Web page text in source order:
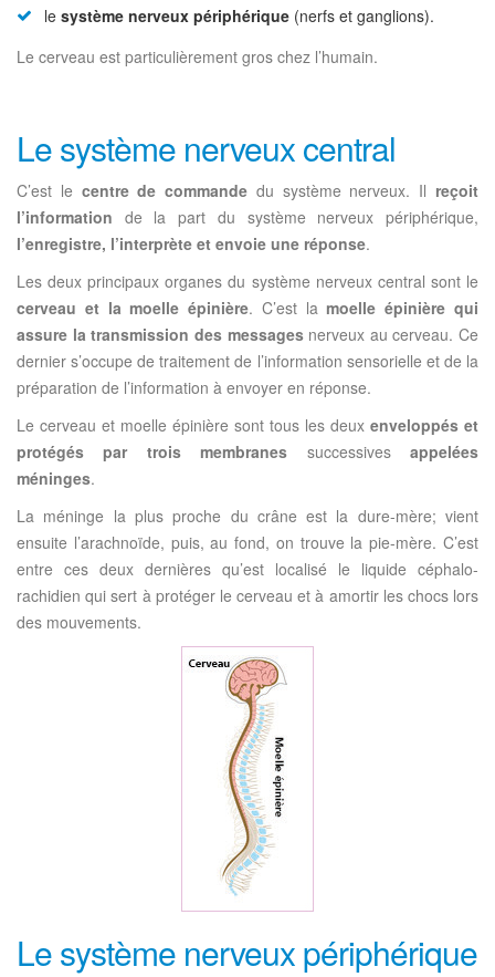
le système nerveux périphérique (nerfs et ganglions).
Le cerveau est particulièrement gros chez l’humain.
Le système nerveux central
C’est le centre de commande du système nerveux. Il reçoit
l’information de la part du système nerveux périphérique,
l’enregistre, l’interprète et envoie une réponse.
Les deux principaux organes du système nerveux central sont le
cerveau et la moelle épinière. C’est la moelle épinière qui
assure la transmission des messagesnerveux au cerveau. Ce
dernier s’occupe de traitement de l’information sensorielle et de la
préparation de l’information à envoyer en réponse.
Le cerveau et moelle épinière sont tous les deux enveloppés et
protégés par trois membranes successivesappelées
méninges.
La méninge la plus proche du crâne est la dure-mère; vient
ensuite l’arachnoïde, puis, au fond, on trouve la pie-mère. C’est
entre ces deux dernières qu’est localisé le liquide céphalo-
rachidien qui sert à protéger le cerveau et à amortir les chocs lors
des mouvements.
Le système nerveux périphérique